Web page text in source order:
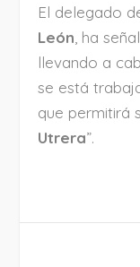
El delegado
León, ha
llevando a
se está
que permitirá
Utrera”.